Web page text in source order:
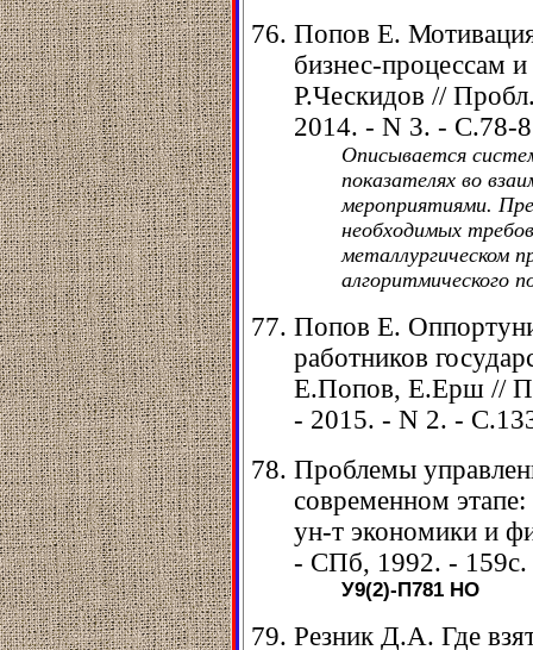
Попов Е.
бизнес-процессам
Р.Ческидов //
2014. - N 3. - С.78-
Описывается
показателях во
мероприятиями.
необходимых
металлургическом
алгоритмического
Попов Е.
работников
Е.Попов, Е.Ерш //
- 2015. - N 2. -
Проблемы
современном
ун-т экономики и
- СПб, 1992. - 159с.
У9(2)-П781 НО
Резник Д.А. Где